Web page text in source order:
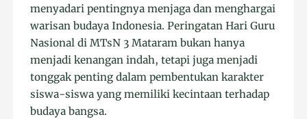
menyadari pentingnya menjaga dan menghargai
warisan budaya Indonesia. Peringatan Hari Guru
Nasional di MTsN 3 Mataram bukan hanya
menjadi kenangan indah, tetapi juga menjadi
tonggak penting dalam pembentukan karakter
siswa-siswa yang memiliki kecintaan terhadap
budaya bangsa.